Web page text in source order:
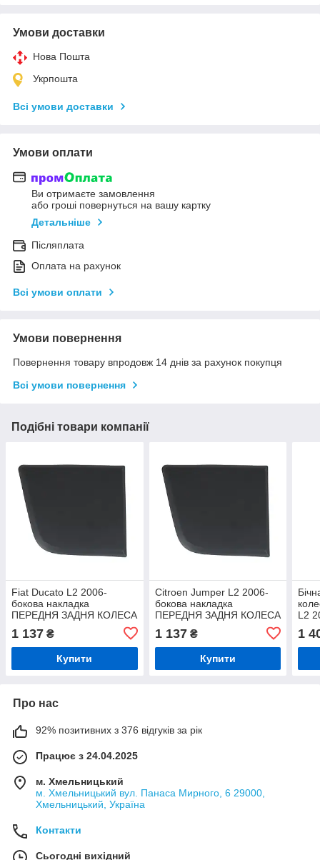
Умови доставки
Нова Пошта
Укрпошта
Всі умови доставки
Умови оплати
Ви отримаєте замовлення
або гроші повернуться на вашу картку
Детальніше
Післяплата
Оплата на рахунок
Всі умови оплати
Умови повернення
Повернення товару впродовж 14 днів за рахунок покупця
Всі умови повернення
Подібні товари компанії
Fiat Ducato L2 2006-
бокова накладка
ПЕРЕДНЯ ЗАДНЯ КОЛЕСА
3450мм.
1 137 ₴
Купити
Citroen Jumper L2 2006-
бокова накладка
ПЕРЕДНЯ ЗАДНЯ КОЛЕСА
3450мм
1 137₴
Купити
L2
1
Про нас
92% позитивних з 376 відгуків за рік
Працює з 24.04.2025
м. Хмельницький
м. Хмельницький вул. Панаса Мирного, 6 29000,
Хмельницький, Україна
Контакти
Сьогодні вихідний